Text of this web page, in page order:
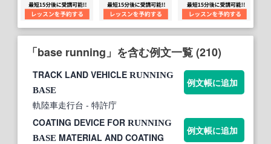
「base running」を含む例文一覧 (210)
TRACK LAND VEHICLE RUNNING
BASE
軌陸車走行台 - 特許庁
例文帳に追加
COATING DEVICE FOR RUNNING
BASE MATERIAL AND COATING
例文帳に追加